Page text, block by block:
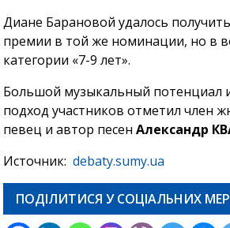
Диане Барановой удалось
премии в той же номинации, но в
категории «7-9 лет».
Большой музыкальный потенциал
подход участников отметил член
певец и автор песенАлександр
Источник:debaty.sumy.ua
ПОДІЛИТИСЯ У СОЦІАЛЬНИХ